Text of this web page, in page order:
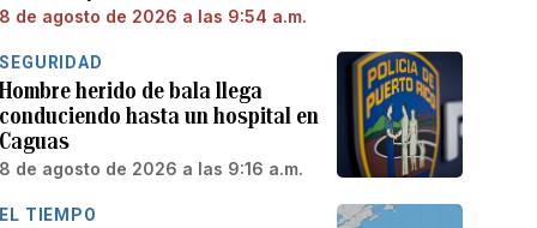
8 de agosto de 2026 a las 9:54 a.m.
SEGURIDAD
Hombre herido de bala llega
conduciendo hasta un hospital en
Caguas
8 de agosto de 2026 a las 9:16 a.m.
EL TIEMPO